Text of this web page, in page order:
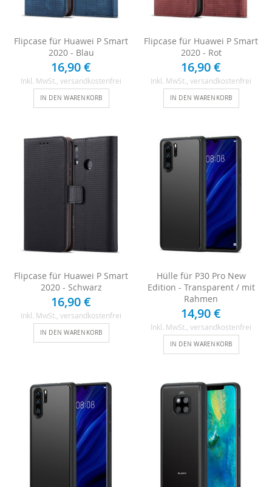
Flipcase für Huawei P Smart
2020 - Blau
16,90 €
Inkl. MwSt. , versandkostenfrei
IN DEN WARENKORB
Flipcase für Huawei P Smart
2020 - Rot
16,90 €
Inkl. MwSt. , versandkostenfrei
IN DEN WARENKORB
Flipcase für Huawei P Smart
2020 - Schwarz
16,90 €
Inkl. MwSt. , versandkostenfrei
IN DEN WARENKORB
Hülle für P30 Pro New
Edition - Transparent / mit
Rahmen
14,90 €
Inkl. MwSt. , versandkostenfrei
IN DEN WARENKORB